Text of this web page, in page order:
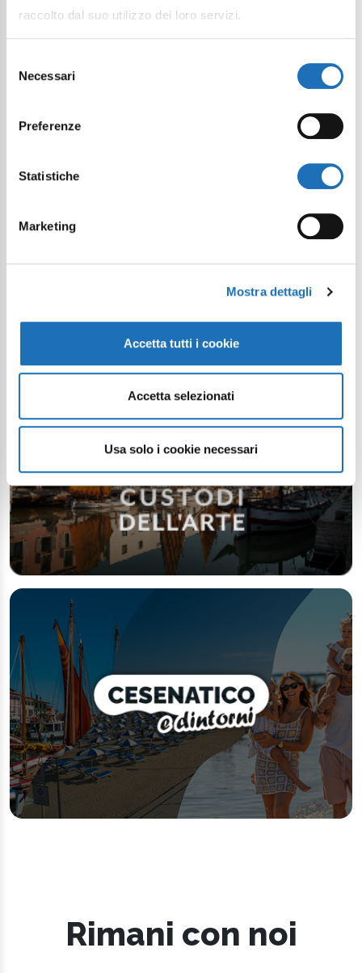
raccolto dal suo utilizzo dei loro servizi.
delNecessari
Preferenze
Statistiche
Marketing
Mostra dettagli
Accetta tutti i cookie
Accetta selezionati
Usa solo i cookie necessari
Rimani con noi